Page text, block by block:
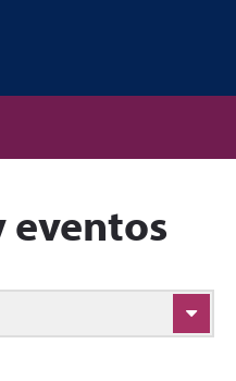
eventos